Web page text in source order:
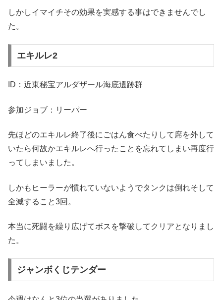
しかしイマイチその効果を実感する事はできませんでし
た。
エキルレ2
ID：近東秘宝アルダザール海底遺跡群
参加ジョブ：リーパー
先ほどのエキルレ終了後にごはん食べたりして席を外して
いたら何故かエキルレへ行ったことを忘れてしまい再度行
ってしまいました。
しかもヒーラーが慣れていないようでタンクは倒れそして
全滅すること3回。
本当に死闘を繰り広げてボスを撃破してクリアとなりまし
た。
ジャンボくじテンダー